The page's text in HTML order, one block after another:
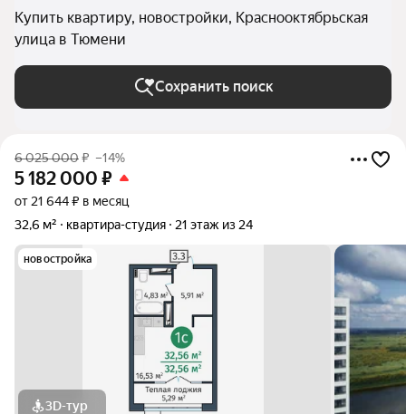
Купить квартиру, новостройки, Краснооктябрьская
улица в Тюмени
Сохранить поиск
6 025 000₽ –14%
5 182 000 ₽
от 21 644 ₽ в месяц
32,6 м²
квартира-студия 21 этаж из 24
новостройка
3D-тур